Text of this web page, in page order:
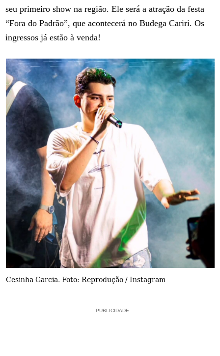
seu primeiro show na região. Ele será a atração da festa
“Fora do Padrão”, que acontecerá no Budega Cariri. Os
ingressos já estão à venda!
Cesinha Garcia. Foto: Reprodução / Instagram
PUBLICIDADE